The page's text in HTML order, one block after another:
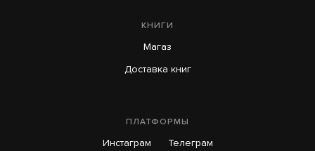
КНИГИ
Магаз
Доставка книг
ПЛАТФОРМЫ
Инстаграм
Телеграм